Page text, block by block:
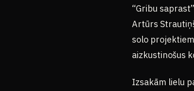
“Gribu
Artūrs
solo
aizkustinošus
Izsakām lielu